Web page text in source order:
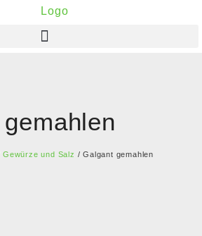
Gewürze und Salz / Galgant gemahlen